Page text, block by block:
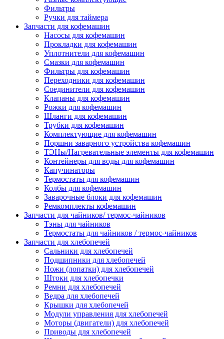
Фильтры
Ручки для таймера
Запчасти для кофемашин
Насосы для кофемашин
Прокладки для кофемашин
Уплотнители для кофемашин
Смазки для кофемашин
Фильтры для кофемашин
Переходники для кофемашин
Соединители для кофемашин
Клапаны для кофемашин
Рожки для кофемашин
Шланги для кофемашин
Трубки для кофемашин
Комплектующие для кофемашин
Поршни заварного устройства кофемашин
ТЭНы/Нагревательные элементы для кофемашин
Контейнеры для воды для кофемашин
Капучинаторы
Термостаты для кофемашин
Колбы для кофемашин
Заварочные блоки для кофемашин
Ремкомплекты кофемашин
Запчасти для чайников/ термос-чайников
Тэны для чайников
Термостаты для чайников / термос-чайников
Запчасти для хлебопечей
Сальники для хлебопечей
Подшипники для хлебопечей
Ножи (лопатки) для хлебопечей
Штоки для хлебопечки
Ремни для хлебопечей
Ведра для хлебопечей
Крышки для хлебопечей
Модули управления для хлебопечей
Моторы (двигатели) для хлебопечей
Приводы для хлебопечей